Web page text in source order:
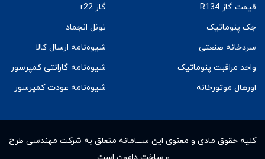
قیمت گاز R134
جک پنوماتیک
سردخانه صنعتی
واحد مراقبت پنوماتیک
اورهال موتورخانه
گاز r22
تونل انجماد
شیوه‌نامه ارسال کالا
شیوه‌نامه گارانتی کمپرسور
شیوه‌نامه عودت کمپرسور
کلیه حقوق مادى و معنوى این ســـامانه متعلق به شرکت مهندسی طرح